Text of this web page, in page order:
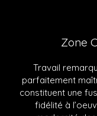
Zone
Travail
parfaitement
constituent une
fidélité à